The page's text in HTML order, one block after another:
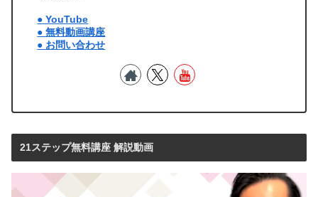
● YouTube
● 無料動画講座
● お問い合わせ
21ステップ無料講座 解説動画